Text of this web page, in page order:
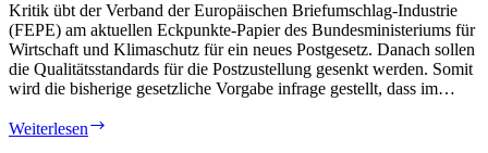
Kritik übt der Verband der Europäischen Briefumschlag-Industrie
(FEPE) am aktuellen Eckpunkte-Papier des Bundesministeriums für
Wirtschaft und Klimaschutz für ein neues Postgesetz. Danach sollen
die Qualitätsstandards für die Postzustellung gesenkt werden. Somit
wird die bisherige gesetzliche Vorgabe infrage gestellt, dass im…
Weiterlesen